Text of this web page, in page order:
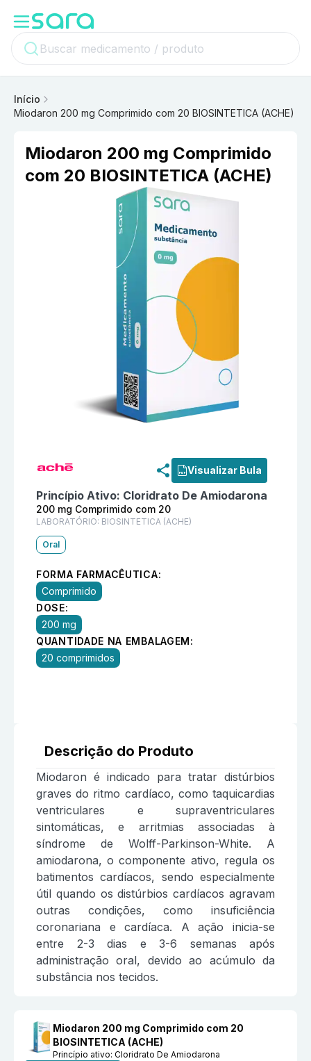
Início
Miodaron 200 mg Comprimido com 20 BIOSINTETICA (ACHE)
Miodaron 200 mg Comprimido
com 20 BIOSINTETICA (ACHE)
Visualizar Bula
Princípio Ativo: Cloridrato De Amiodarona
200 mg Comprimido com 20
LABORATÓRIO: BIOSINTETICA (ACHE)
Oral
FORMA FARMACÊUTICA:
Comprimido
DOSE:
200 mg
QUANTIDADE NA EMBALAGEM:
20 comprimidos
Descrição do Produto
Miodaron é indicado para tratar distúrbios
graves do ritmo cardíaco, como taquicardias
ventriculares e supraventriculares
sintomáticas, e arritmias associadas à
síndrome de Wolff-Parkinson-White. A
amiodarona, o componente ativo, regula os
batimentos cardíacos, sendo especialmente
útil quando os distúrbios cardíacos agravam
outras condições, como insuficiência
coronariana e cardíaca. A ação inicia-se
entre 2-3 dias e 3-6 semanas após
administração oral, devido ao acúmulo da
substância nos tecidos.
Miodaron 200 mg Comprimido com 20
BIOSINTETICA (ACHE)
Princípio ativo:Cloridrato De Amiodarona